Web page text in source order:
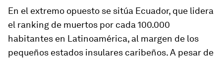
En el extremo opuesto se sitúa Ecuador, que lidera
el ranking de muertos por cada 100.000
habitantes en Latinoamérica, al margen de los
pequeños estados insulares caribeños. A pesar de